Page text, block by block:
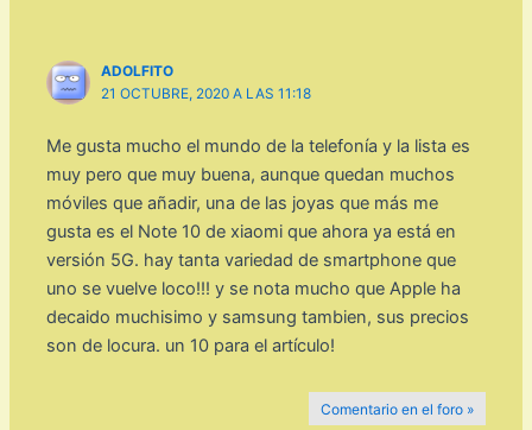
ADOLFITO
21 OCTUBRE, 2020 A LAS 11:18
Me gusta mucho el mundo de la telefonía y la lista es
muy pero que muy buena, aunque quedan muchos
móviles que añadir, una de las joyas que más me
gusta es el Note 10 de xiaomi que ahora ya está en
versión 5G. hay tanta variedad de smartphone que
uno se vuelve loco!!! y se nota mucho que Apple ha
decaido muchisimo y samsung tambien, sus precios
son de locura. un 10 para el artículo!
Comentario en el foro »